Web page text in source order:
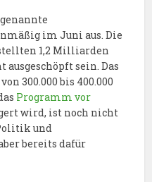
im Juni aus. Die
1,2 Milliarden
sein. Das
300.000 bis 400.000
Programm vor
wird, ist noch nicht
und
bereits dafür